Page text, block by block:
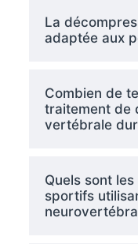
La
adaptée aux
Combien de
traitement de
vertébrale
Quels sont
sportifs